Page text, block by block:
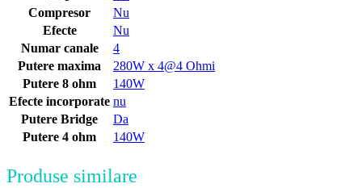
Compresor
Nu
Efecte
Nu
Numar canale
4
Putere maxima
280W x 4@4 Ohmi
Putere 8 ohm
140W
Efecte incorporate nu
Putere Bridge
Da
Putere 4 ohm
140W
Produse similare